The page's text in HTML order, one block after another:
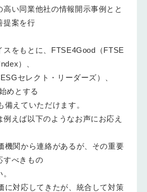
高い同業他社の情報開示事例とと
提案を行
スをもとに、FTSE4Good（FTSE
）、
セレクト・リーダーズ）、
めとする
えていただけます。
例えば以下のようなお声にお応え
機関から連絡があるが、その重要
すべきもの
に対応してきたが、統合して対策